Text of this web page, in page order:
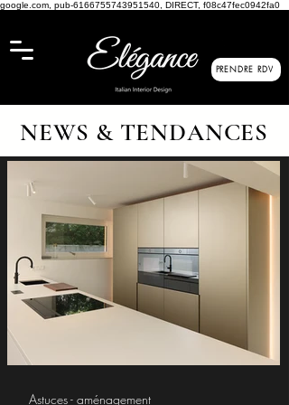
google.com, pub-6166755743951540, DIRECT, f08c47fec0942fa0
PRENDRE RDV
NEWS & TENDANCES
Astuces - aménagement